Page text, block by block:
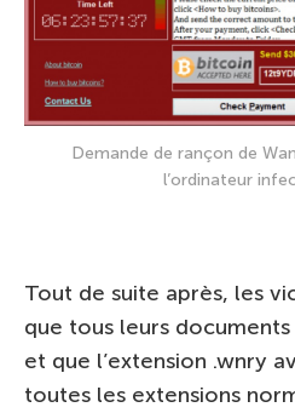
Demande de rançon de
l’ordinateur
Tout de suite après, les
que tous leurs
et que l’extension .wnry
toutes les extensions